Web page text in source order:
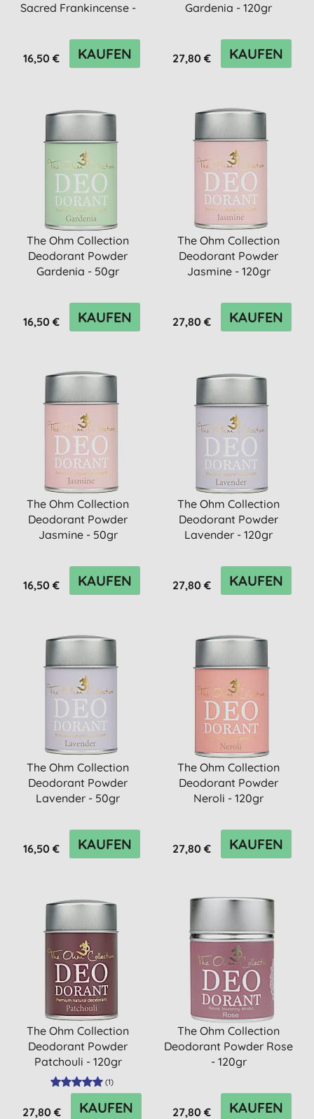
Sacred Frankincense -
16,50 € KAUFEN
Gardenia - 120gr
27,80 € KAUFEN
The Ohm Collection
Deodorant Powder
Gardenia - 50gr
16,50 € KAUFEN
The Ohm Collection
Deodorant Powder
Jasmine - 120gr
27,80 € KAUFEN
The Ohm Collection
Deodorant Powder
Jasmine - 50gr
16,50 € KAUFEN
The Ohm Collection
Deodorant Powder
Lavender - 120gr
27,80 € KAUFEN
The Ohm Collection
Deodorant Powder
Lavender - 50gr
16,50 € KAUFEN
The Ohm Collection
Deodorant Powder
Neroli - 120gr
27,80 € KAUFEN
The Ohm Collection
Deodorant Powder
Patchouli - 120gr
(1)
27,80 € KAUFEN
The Ohm Collection
Deodorant Powder Rose
- 120gr
27,80 € KAUFEN